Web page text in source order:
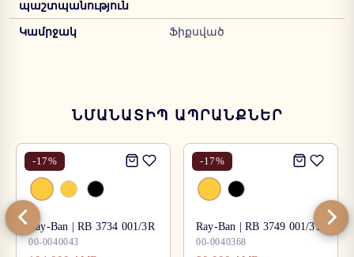
պաշտպանություն
Կամրջակ Ֆիքսված
ՆՄԱՆԱՏԻՊ ԱՊՐԱՆՔՆԵՐ
-17%
Ray-Ban | RB 3734 001/3R
00-0040043
-17%
Ray-Ban | RB 3749 001/31
00-0040368